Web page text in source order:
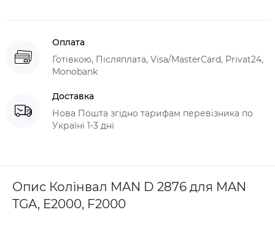
Оплата
Готівкою, Післяплата, Visa/MasterCard, Privat24,
Monobank
Доставка
Нова Пошта згідно тарифам перевізника по
Україні 1-3 дні
Опис Колінвал MAN D 2876 для MAN
TGA, E2000, F2000